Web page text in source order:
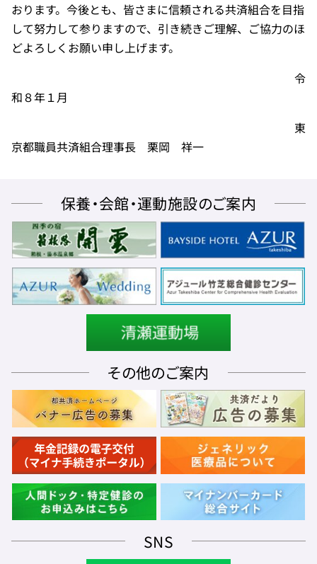
おります。今後とも、皆さまに信頼される共済組合を目指
して努力して参りますので、引き続きご理解、ご協力のほ
どよろしくお願い申し上げます。
令
和８年１月
東
京都職員共済組合理事長 栗岡 祥一
保養・会館・運動施設のご案内
その他のご案内
SNS